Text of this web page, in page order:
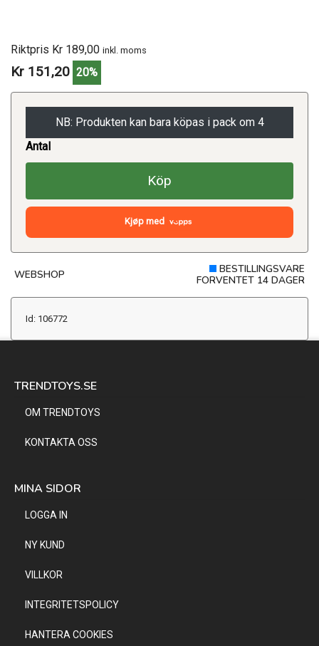
Riktpris Kr 189,00 inkl. moms
Kr 151,20 20%
NB: Produkten kan bara köpas i pack om 4
Antal
Köp
Kjøp med
WEBSHOP
BESTILLINGSVARE
FORVENTET 14 DAGER
Id: 106772
TRENDTOYS.SE
OM TRENDTOYS
KONTAKTA OSS
MINA SIDOR
LOGGA IN
NY KUND
VILLKOR
INTEGRITETSPOLICY
HANTERA COOKIES